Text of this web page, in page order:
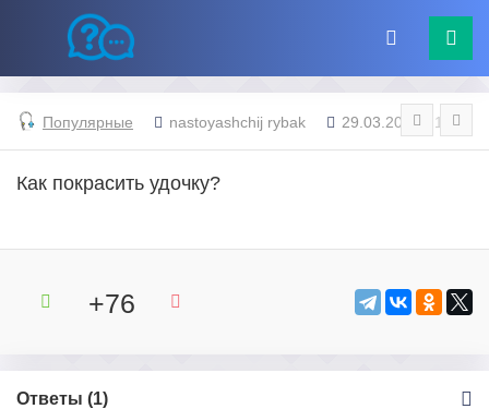
Популярные nastoyashchij rybak 29.03.2024 - 14:46
Как покрасить удочку?
+76
Ответы (1)